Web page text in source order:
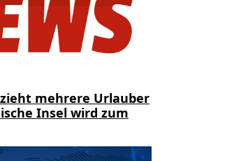
mehrere Urlauber
Insel wird zum